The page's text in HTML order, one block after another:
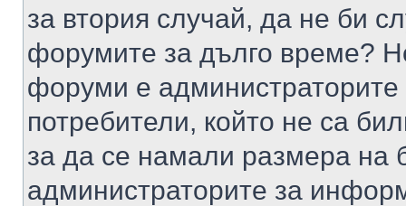
за втория случай, да не би
форумите за дълго време?
форуми е администраторите
потребители, който не са
за да се намали размера на
администраторите за